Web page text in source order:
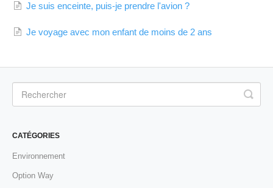
Je suis enceinte, puis-je prendre l'avion ?
Je voyage avec mon enfant de moins de 2 ans
CATÉGORIES
Environnement
Option Way